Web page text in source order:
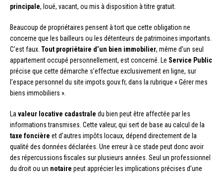
principale, loué, vacant, ou mis à disposition à titre gratuit.
Beaucoup de propriétaires pensent à tort que cette obligation ne
concerne que les bailleurs ou les détenteurs de patrimoines importants.
C’est faux. Tout propriétaire d’un bien immobilier, même d’un seul
appartement occupé personnellement, est concerné. Le Service Public
précise que cette démarche s’effectue exclusivement en ligne, sur
l’espace personnel du site impots.gouv.fr, dans la rubrique « Gérer mes
biens immobiliers ».
La valeur locative cadastrale du bien peut être affectée par les
informations transmises. Cette valeur, qui sert de base au calcul de la
taxe foncière et d’autres impôts locaux, dépend directement de la
qualité des données déclarées. Une erreur à ce stade peut donc avoir
des répercussions fiscales sur plusieurs années. Seul un professionnel
du droit ou un notaire peut apprécier les implications précises d’une